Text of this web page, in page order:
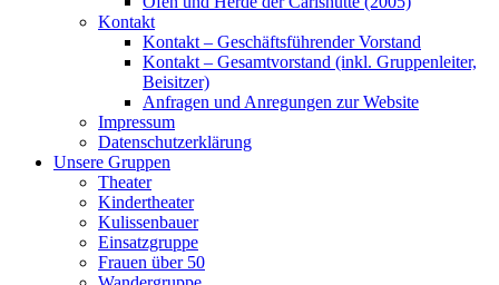
Kontakt
Kontakt – Geschäftsführender Vorstand
Kontakt – Gesamtvorstand (inkl. Gruppenleiter,
Beisitzer)
Anfragen und Anregungen zur Website
Impressum
Datenschutzerklärung
Unsere Gruppen
Theater
Kindertheater
Kulissenbauer
Einsatzgruppe
Frauen über 50